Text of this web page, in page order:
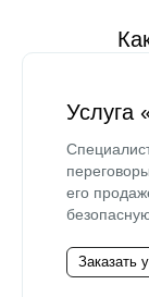
Услуга
его
Заказать